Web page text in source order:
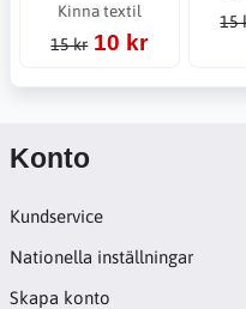
Kinna textil
15 kr 10 kr
15
Konto
Kundservice
Nationella inställningar
Skapa konto